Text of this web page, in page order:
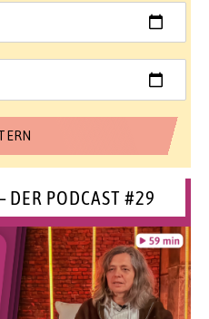
DER PODCAST #29